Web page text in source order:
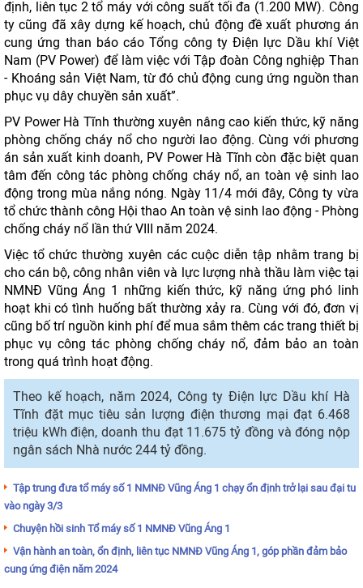
định, liên tục 2 tổ máy với công suất tối đa (1.200 MW). Công
ty cũng đã xây dựng kế hoạch, chủ động đề xuất phương án
cung ứng than báo cáo Tổng công ty Điện lực Dầu khí Việt
Nam (PV Power) để làm việc với Tập đoàn Công nghiệp Than
- Khoáng sản Việt Nam, từ đó chủ động cung ứng nguồn than
phục vụ dây chuyền sản xuất”.
PV Power Hà Tĩnh thường xuyên nâng cao kiến thức, kỹ năng
phòng chống cháy nổ cho người lao động. Cùng với phương
án sản xuất kinh doanh, PV Power Hà Tĩnh còn đặc biệt quan
tâm đến công tác phòng chống cháy nổ, an toàn vệ sinh lao
động trong mùa nắng nóng. Ngày 11/4 mới đây, Công ty vừa
tổ chức thành công Hội thao An toàn vệ sinh lao động - Phòng
chống cháy nổ lần thứ VIII năm 2024.
Việc tổ chức thường xuyên các cuộc diễn tập nhằm trang bị
cho cán bộ, công nhân viên và lực lượng nhà thầu làm việc tại
NMNĐ Vũng Áng 1 những kiến thức, kỹ năng ứng phó linh
hoạt khi có tình huống bất thường xảy ra. Cùng với đó, đơn vị
cũng bố trí nguồn kinh phí để mua sắm thêm các trang thiết bị
phục vụ công tác phòng chống cháy nổ, đảm bảo an toàn
trong quá trình hoạt động.
Theo kế hoạch, năm 2024, Công ty Điện lực Dầu khí Hà
Tĩnh đặt mục tiêu sản lượng điện thương mại đạt 6.468
triệu kWh điện, doanh thu đạt 11.675 tỷ đồng và đóng nộp
ngân sách Nhà nước 244 tỷ đồng.
Tập trung đưa tổ máy số 1 NMNĐ Vũng Áng 1 chạy ổn định trở lại sau đại tu
vào ngày 3/3
Chuyện hồi sinh Tổ máy số 1 NMNĐ Vũng Áng 1
Vận hành an toàn, ổn định, liên tục NMNĐ Vũng Áng 1, góp phần đảm bảo
cung ứng điện năm 2024